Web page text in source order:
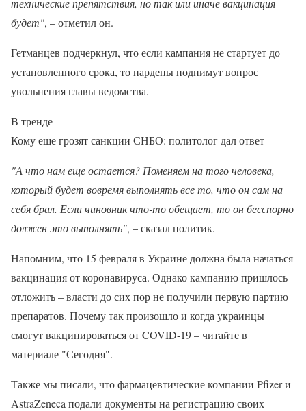
технические препятствия, но так или иначе вакцинация
будет", – отметил он.
Гетманцев подчеркнул, что если кампания не стартует до
установленного срока, то нардепы поднимут вопрос
увольнения главы ведомства.
В тренде
Кому еще грозят санкции СНБО: политолог дал ответ
"А что нам еще остается? Поменяем на того человека,
который будет вовремя выполнять все то, что он сам на
себя брал. Если чиновник что-то обещает, то он бесспорно
должен это выполнять", – сказал политик.
Напомним, что 15 февраля в Украине должна была начаться
вакцинация от коронавируса. Однако кампанию пришлось
отложить – власти до сих пор не получили первую партию
препаратов. Почему так произошло и когда украинцы
смогут вакцинироваться от COVID-19 – читайте в
материале "Сегодня".
Также мы писали, что фармацевтические компании Pfizer и
AstraZeneca подали документы на регистрацию своих